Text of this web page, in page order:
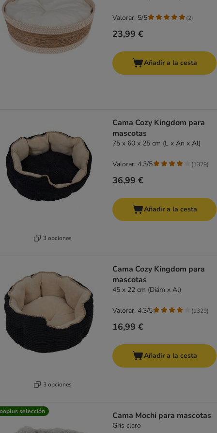
23,99 €
Valorar: 5/5 (2)
Añadir a la cesta
3 opciones
Cama Cozy Kingdom para
mascotas
75 x 60 x 25 cm (L x An x Al)
36,99 €
Valorar: 4.3/5 (1329)
Añadir a la cesta
3 opciones
Cama Cozy Kingdom para
mascotas
45 x 22 cm (Diám x Al)
16,99 €
Valorar: 4.3/5 (1329)
Añadir a la cesta
selección Cama Mochi para mascotas
Gris claro